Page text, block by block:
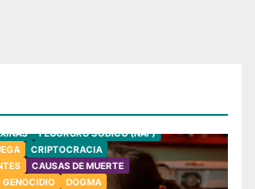
FLUORURO SÓDICO (NAF)
CRIPTOCRACIA
CAUSAS DE MUERTE
GENOCIDIO
DOGMA